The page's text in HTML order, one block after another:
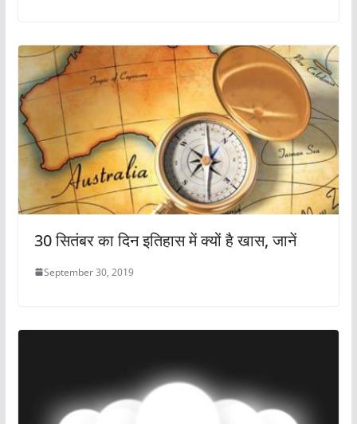
30 सितंबर का दिन इतिहास में क्यों है खास, जानें
September 30, 2019